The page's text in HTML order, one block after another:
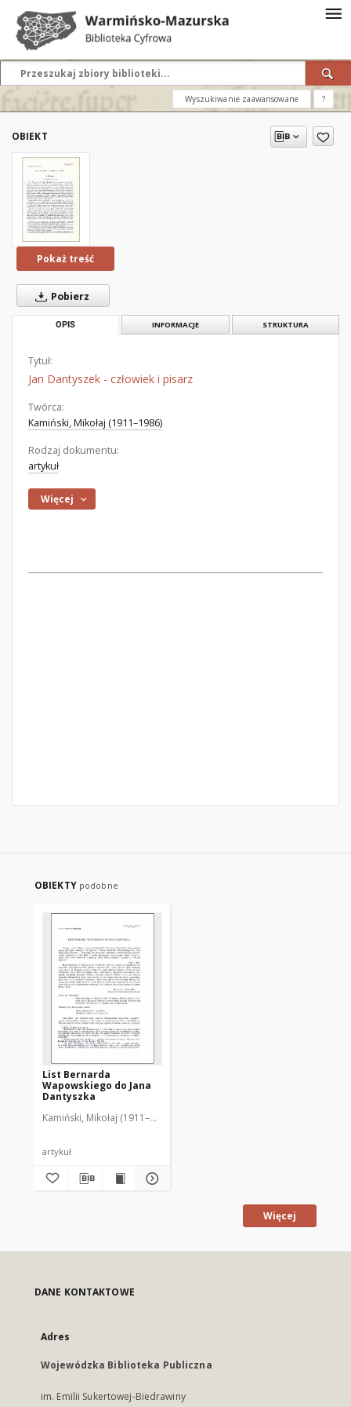
Wyszukiwanie zaawansowane ?
OBIEKT
Pokaż treść
Pobierz
OPIS INFORMACJE STRUKTURA
Tytuł:
Jan Dantyszek - człowiek i pisarz
Twórca:
Kamiński, Mikołaj (1911–1986)
Rodzaj dokumentu:
artykuł
Więcej
OBIEKTY podobne
List Bernarda
Wapowskiego do Jana
Dantyszka
Kamiński, Mikołaj (1911–1986)
artykuł
Więcej
DANE KONTAKTOWE
Adres
Wojewódzka Biblioteka Publiczna
im. Emilii Sukertowej-Biedrawiny